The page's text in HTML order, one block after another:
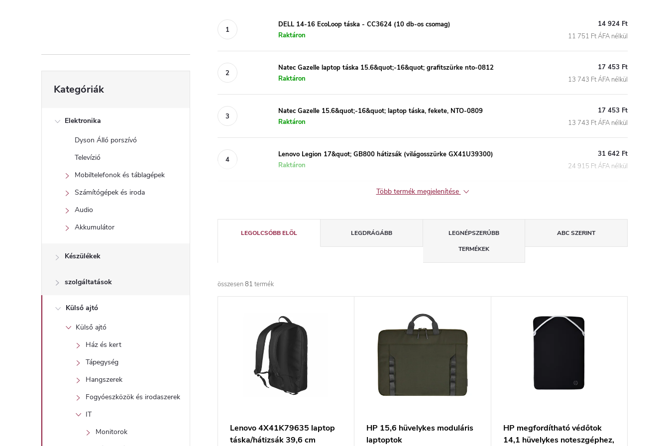
l
sátugrása
Kategóriák
Elektronika
Dyson Álló porszívó
Televízió
Mobiltelefonok és táblagépek
Számítógépek és iroda
Audio
Akkumulátor
Készülékek
szolgáltatások
Külső ajtó
Külső ajtó
Ház és kert
Tápegység
Hangszerek
Fogyóeszközök és irodaszerek
IT
Monitorok
DELL 14-16 EcoLoop táska - CC3624 (10 db-os csomag)
Raktáron
14 924 Ft
11 751 Ft ÁFA nélkül
Natec Gazelle laptop táska 15.6&quot;-16&quot; grafitszürke nto-0812
Raktáron
17 453 Ft
13 743 Ft ÁFA nélkül
Natec Gazelle 15.6&quot;-16&quot; laptop táska, fekete, NTO-0809
Raktáron
17 453 Ft
13 743 Ft ÁFA nélkül
Lenovo Legion 17&quot; GB800 hátizsák (világosszürke GX41U39300)
Raktáron
31 642 Ft
24 915 Ft ÁFA nélkül
Több termék megjelenítése
e
r
m
LEGOLCSÓBB ELÖL LEGDRÁGÁBB
LEGNÉPSZERŰBB
TERMÉKEK
ABC SZERINT
összesen81 termék
Lenovo 4X41K79635 laptop
táska/hátizsák 39,6 cm
HP 15,6 hüvelykes moduláris
laptoptok
HP megfordítható védőtok
14,1 hüvelykes noteszgéphez,